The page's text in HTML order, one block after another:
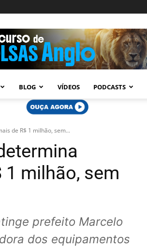
BLOG VÍDEOS PODCASTS
de R$ 1 milhão, sem...
1 milhão, sem
prefeito Marcelo
dos equipamentos